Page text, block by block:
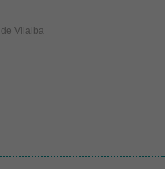
Vilalba